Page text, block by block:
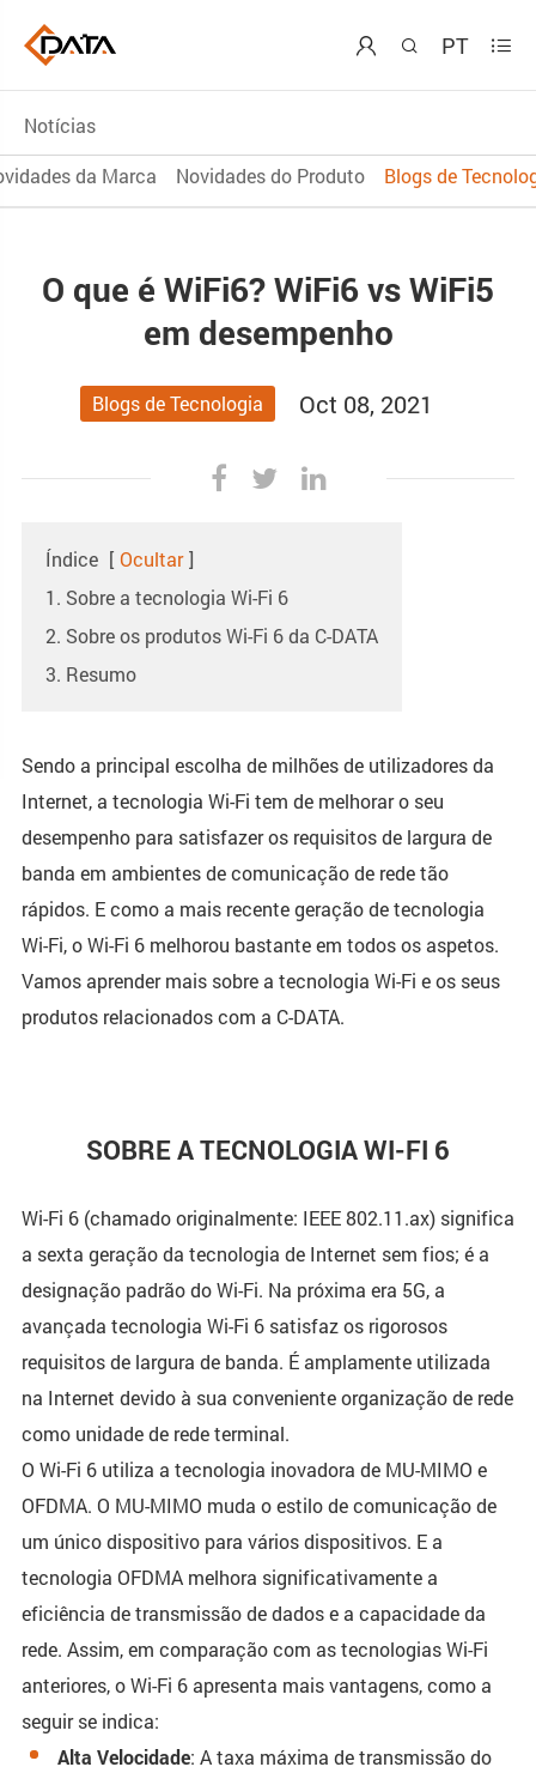
  PT 
Notícias
da Marca
Novidades do Produto Blogs de
O que é WiFi6? WiFi6 vs WiFi5
em desempenho
Blogs de Tecnologia Oct 08, 2021
Índice [ Ocultar ]
1. Sobre a tecnologia Wi-Fi 6
2. Sobre os produtos Wi-Fi 6 da C-DATA
3. Resumo
Sendo a principal escolha de milhões de utilizadores da
Internet, a tecnologia Wi-Fi tem de melhorar o seu
desempenho para satisfazer os requisitos de largura de
banda em ambientes de comunicação de rede tão
rápidos. E como a mais recente geração de tecnologia
Wi-Fi, o Wi-Fi 6 melhorou bastante em todos os aspetos.
Vamos aprender mais sobre a tecnologia Wi-Fi e os seus
produtos relacionados com a C-DATA.
SOBRE A TECNOLOGIA WI-FI 6
Wi-Fi 6 (chamado originalmente: IEEE 802.11.ax) significa
a sexta geração da tecnologia de Internet sem fios; é a
designação padrão do Wi-Fi. Na próxima era 5G, a
avançada tecnologia Wi-Fi 6 satisfaz os rigorosos
requisitos de largura de banda. É amplamente utilizada
na Internet devido à sua conveniente organização de rede
como unidade de rede terminal.
O Wi-Fi 6 utiliza a tecnologia inovadora de MU-MIMO e
OFDMA. O MU-MIMO muda o estilo de comunicação de
um único dispositivo para vários dispositivos. E a
tecnologia OFDMA melhora significativamente a
eficiência de transmissão de dados e a capacidade da
rede. Assim, em comparação com as tecnologias Wi-Fi
anteriores, o Wi-Fi 6 apresenta mais vantagens, como a
seguir se indica:
Alta Velocidade: A taxa máxima de transmissão do